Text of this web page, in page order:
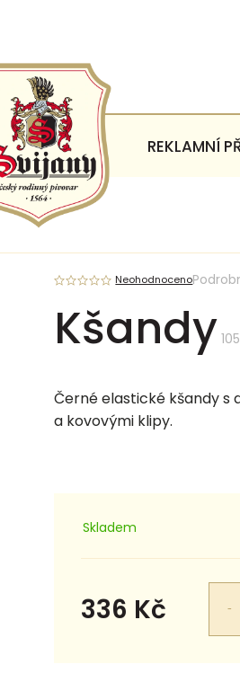
REKLAMNÍ
Kšandy
Neohodnoceno
Černé elastické kšandy s
a kovovými klipy.
Skladem
336 Kč